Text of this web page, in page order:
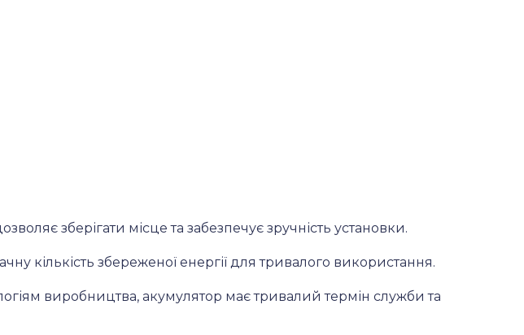
зберігати місце та забезпечує зручність установки.
кількість збереженої енергії для тривалого використання.
виробництва, акумулятор має тривалий термін служби та